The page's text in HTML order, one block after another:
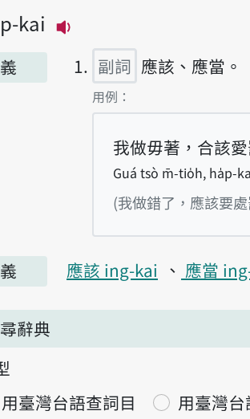
kai
副詞 應該、應當。
第1項釋義的
用例：
我做毋著，合該愛
Guá tsò m̄-tio̍h, ha̍p-
(我做錯了，應該要
應該 ing-kai 應當
辭典
用臺灣台語查詞目
用臺灣